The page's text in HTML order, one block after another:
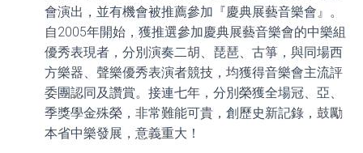
會演出，並有機會被推薦參加『慶典展藝音樂會』。
自2005年開始，獲推選參加慶典展藝音樂會的中樂組
優秀表現者，分別演奏二胡、琵琶、古箏，與同場西
方樂器、聲樂優秀表演者競技，均獲得音樂會主流評
委團認同及讚賞。接連七年，分別榮獲全場冠、亞、
季獎學金殊榮，非常難能可貴，創歷史新記錄，鼓勵
本省中樂發展，意義重大！